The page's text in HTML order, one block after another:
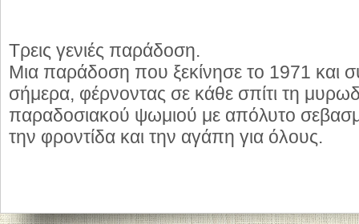
Τρεις γενιές παράδοση.
Μια παράδοση που ξεκίνησε το 1971 και
σήμερα, φέρνοντας σε κάθε σπίτι τη
παραδοσιακού ψωμιού με απόλυτο
την φροντίδα και την αγάπη για όλους.